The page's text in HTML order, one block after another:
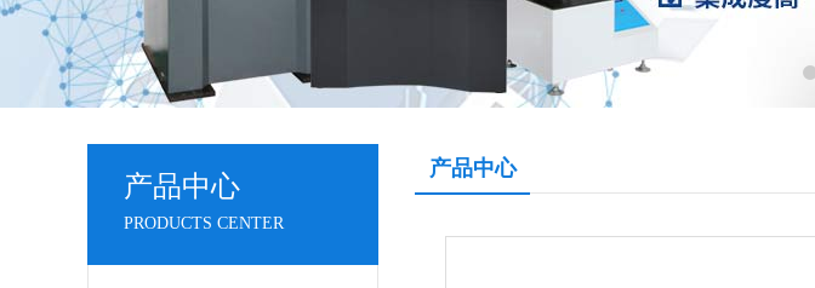
产品中心
PRODUCTS CENTER
产品中心